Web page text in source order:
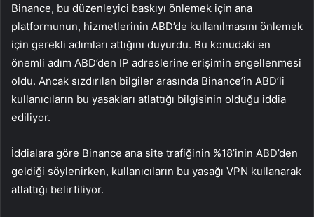
Binance, bu düzenleyici baskıyı önlemek için ana
platformunun, hizmetlerinin ABD’de kullanılmasını önlemek
için gerekli adımları attığını duyurdu. Bu konudaki en
önemli adım ABD’den IP adreslerine erişimin engellenmesi
oldu. Ancak sızdırılan bilgiler arasında Binance’in ABD’li
kullanıcıların bu yasakları atlattığı bilgisinin olduğu iddia
ediliyor.
İddialara göre Binance ana site trafiğinin %18’inin ABD’den
geldiği söylenirken, kullanıcıların bu yasağı VPN kullanarak
atlattığı belirtiliyor.